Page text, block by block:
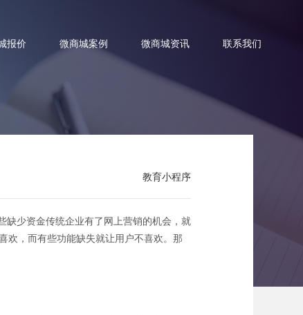
报价 微商城案例 微商城资讯 联系我们
欢？ 教育小程序
缺少资金传统企业有了网上营销的机会，就
欢，而有些功能缺失就让用户不喜欢。那